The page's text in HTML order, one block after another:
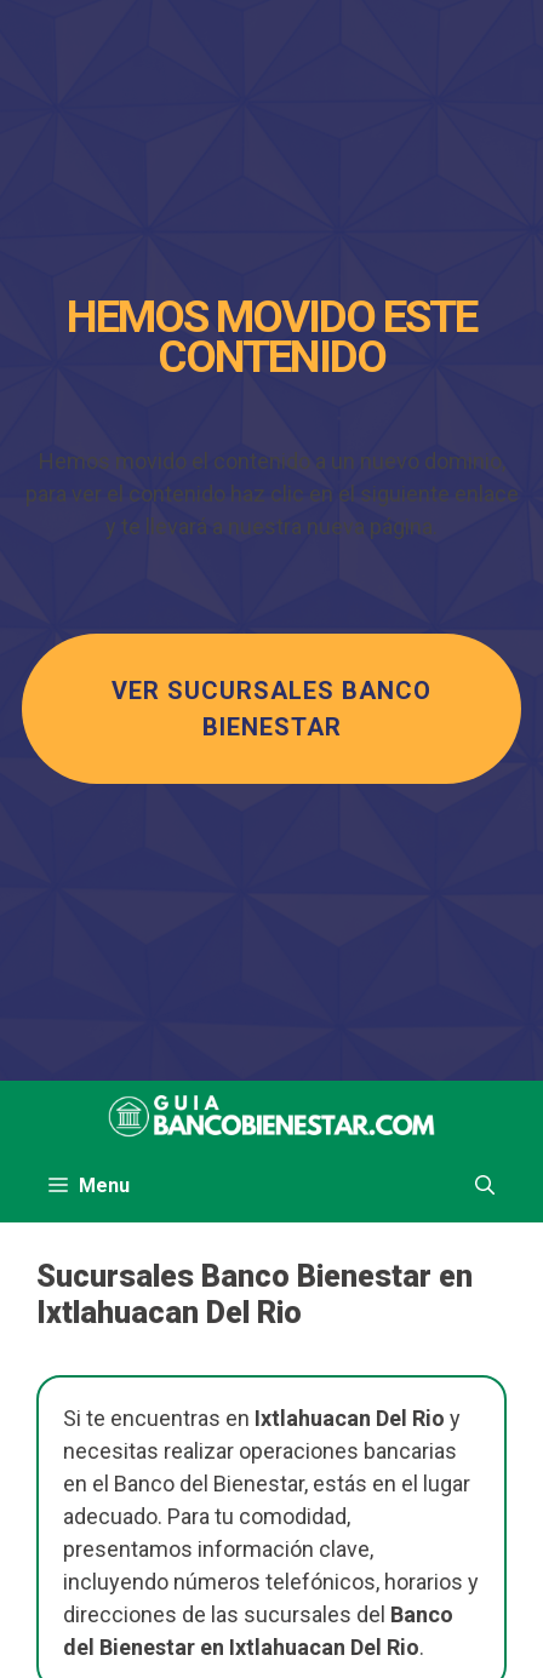
HEMOS MOVIDO ESTE
CONTENIDO
Hemos movido el contenido a un nuevo dominio,
para ver el contenido haz clic en el siguiente enlace
y te llevará a nuestra nueva página.
VER SUCURSALES BANCO
BIENESTAR
Menu
Sucursales Banco Bienestar en
Ixtlahuacan Del Rio
Si te encuentras en Ixtlahuacan Del Rio y
necesitas realizar operaciones bancarias
en el Banco del Bienestar, estás en el lugar
adecuado. Para tu comodidad,
presentamos información clave,
incluyendo números telefónicos, horarios y
direcciones de las sucursales del Banco
del Bienestar en Ixtlahuacan Del Rio.